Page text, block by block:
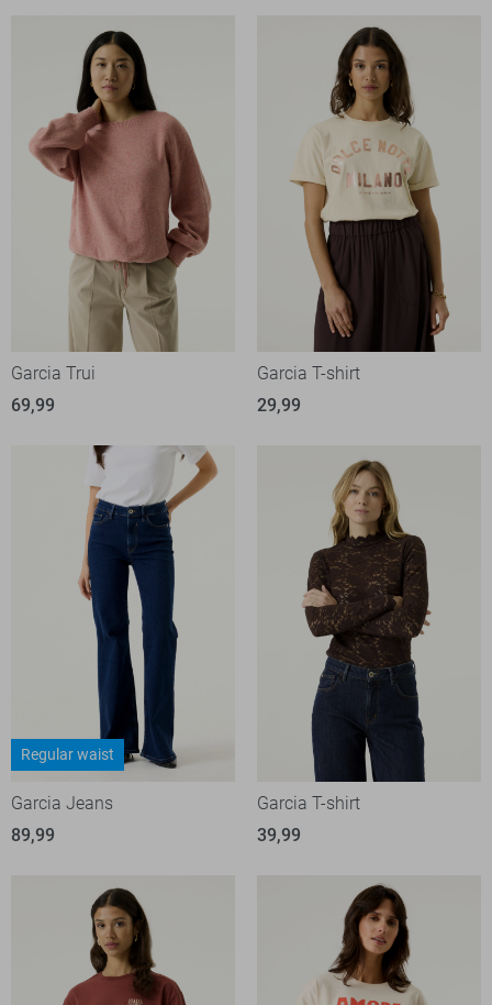
Garcia Trui
69,99
Garcia T-shirt
29,99
Regular waist
Garcia Jeans
89,99
Garcia T-shirt
39,99